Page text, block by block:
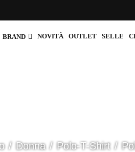
BRAND NOVITÀ OUTLET SELLE
Donna Polo-T-Shirt